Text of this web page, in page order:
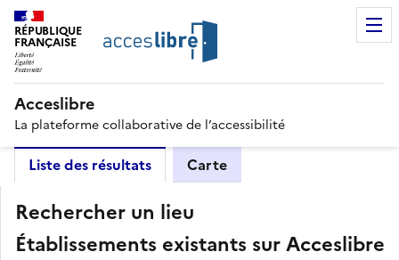
RÉPUBLIQUE
FRANÇAISE
Acceslibre
La plateforme collaborative de l’accessibilité
Liste des résultats Carte
Rechercher un lieu
Établissements existants sur Acceslibre